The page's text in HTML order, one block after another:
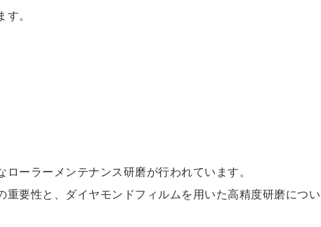
。
ーラーメンテナンス研磨が行われています。
要性と、ダイヤモンドフィルムを用いた高精度研磨につい